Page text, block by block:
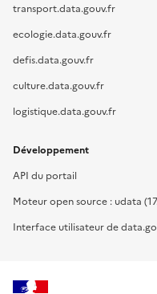
transport.data.gouv.fr
ecologie.data.gouv.fr
defis.data.gouv.fr
culture.data.gouv.fr
logistique.data.gouv.fr
Développement
API du portail
Moteur open source : udata
Interface utilisateur de